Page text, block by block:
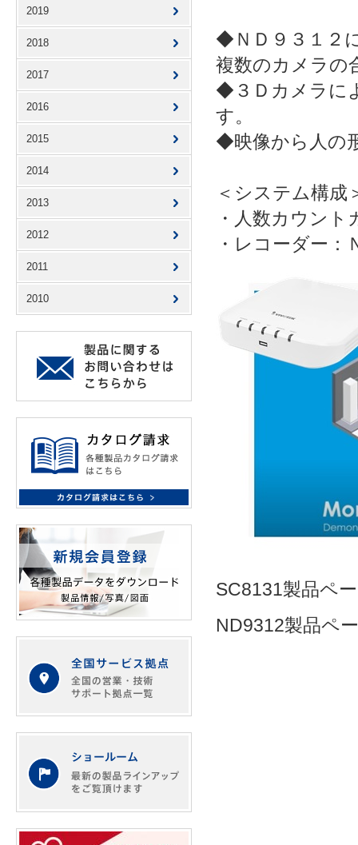
◆ＮＤ９３１２
複数のカメラの
◆３Ｄカメラに
す。
◆映像から人の
＜システム構成
・人数カウント
・レコーダ
SC8131製品ペ
ND9312製品ペ
2019
2018
2017
2016
2015
2014
2013
2012
2011
2010